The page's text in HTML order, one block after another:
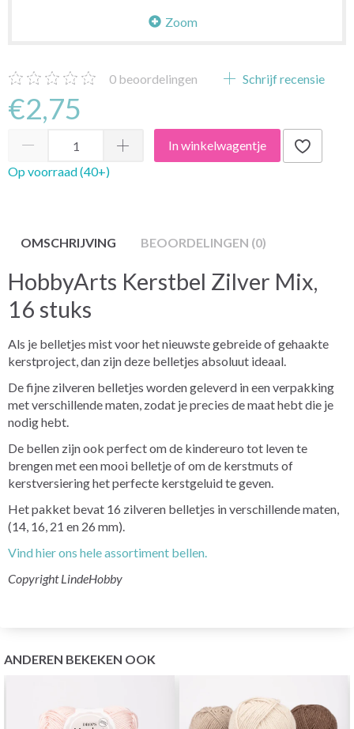
Zoom
0 beoordelingen Schrijf recensie
€2,75
In winkelwagentje
Op voorraad (40+)
OMSCHRIJVING BEOORDELINGEN (0)
HobbyArts Kerstbel Zilver Mix,
16 stuks
Als je belletjes mist voor het nieuwste gebreide of gehaakte
kerstproject, dan zijn deze belletjes absoluut ideaal.
De fijne zilveren belletjes worden geleverd in een verpakking
met verschillende maten, zodat je precies de maat hebt die je
nodig hebt.
De bellen zijn ook perfect om de kindereuro tot leven te
brengen met een mooi belletje of om de kerstmuts of
kerstversiering het perfecte kerstgeluid te geven.
Het pakket bevat 16 zilveren belletjes in verschillende maten,
(14, 16, 21 en 26 mm).
Vind hier ons hele assortiment bellen.
Copyright LindeHobby
ANDEREN BEKEKEN OOK